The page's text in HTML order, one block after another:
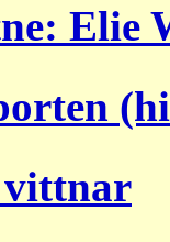
Elie